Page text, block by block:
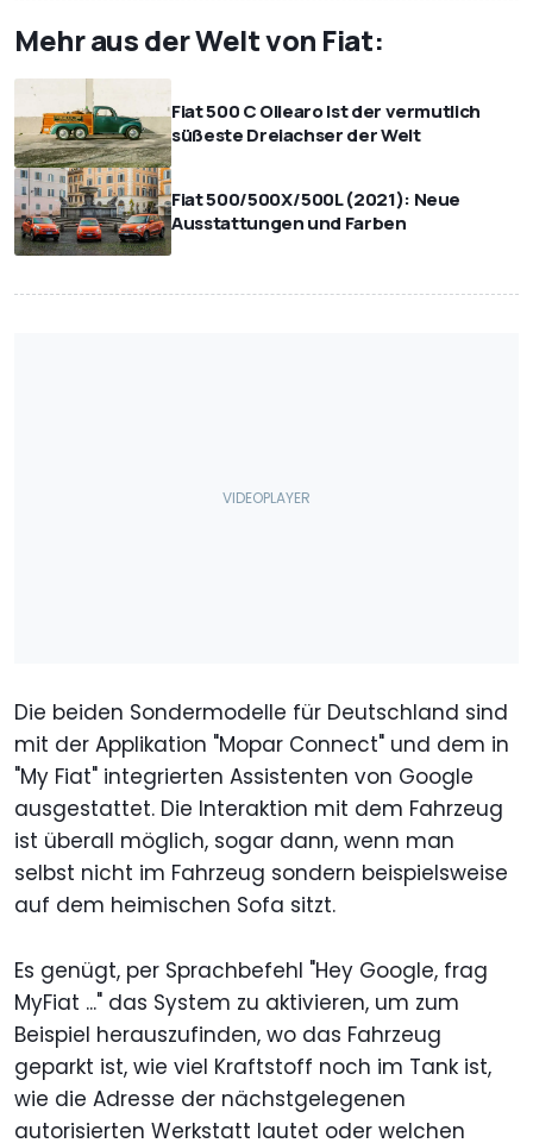
Mehr aus der Welt von Fiat:
Fiat 500 C Ollearo Ist der vermutlich
süßeste Dreiachser der Welt
Fiat 500/500X/500L (2021): Neue
Ausstattungen und Farben
Die beiden Sondermodelle für Deutschland sind
mit der Applikation "Mopar Connect" und dem in
"My Fiat" integrierten Assistenten von Google
ausgestattet. Die Interaktion mit dem Fahrzeug
ist überall möglich, sogar dann, wenn man
selbst nicht im Fahrzeug sondern beispielsweise
auf dem heimischen Sofa sitzt.
Es genügt, per Sprachbefehl "Hey Google, frag
MyFiat ..." das System zu aktivieren, um zum
Beispiel herauszufinden, wo das Fahrzeug
geparkt ist, wie viel Kraftstoff noch im Tank ist,
wie die Adresse der nächstgelegenen
autorisierten Werkstatt lautet oder welchen